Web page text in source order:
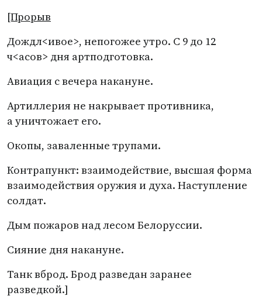
[Прорыв
Дождл<ивое>, непогожее утро. С 9 до 12
ч<асов> дня артподготовка.
Авиация с вечера накануне.
Артиллерия не накрывает противника,
а уничтожает его.
Окопы, заваленные трупами.
Контрапункт: взаимодействие, высшая форма
взаимодействия оружия и духа. Наступление
солдат.
Дым пожаров над лесом Белоруссии.
Сияние дня накануне.
Танк вброд. Брод разведан заранее
разведкой.]